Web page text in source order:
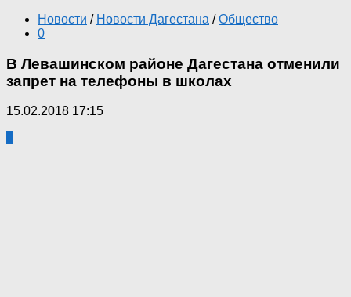
Новости / Новости Дагестана / Общество
0
В Левашинском районе Дагестана отменили
запрет на телефоны в школах
15.02.2018 17:15